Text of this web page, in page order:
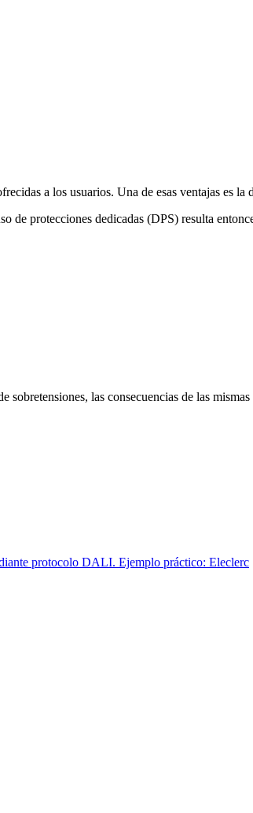
a los usuarios. Una de esas ventajas es la
de protecciones dedicadas (DPS) resulta
sobretensiones, las consecuencias de las
protocolo DALI. Ejemplo práctico: Eleclerc